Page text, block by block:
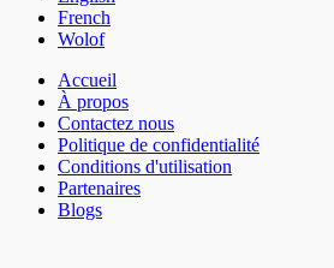
French
Wolof
Accueil
À propos
Contactez nous
Politique de confidentialité
Conditions d'utilisation
Partenaires
Blogs